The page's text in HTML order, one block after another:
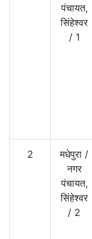
पंचायत,
सिंहेश्वर
/ 1
2 मधेपुरा /
नगर
पंचायत,
सिंहेश्वर
/ 2